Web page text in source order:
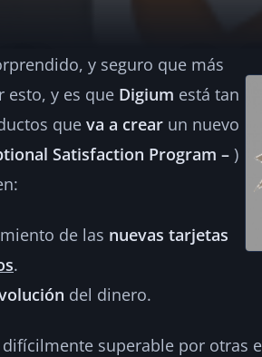
sus
·Porhellc2
y seguro que más
esto, y es que Digium está tan
que va a crear un nuevo
Satisfaction Program – )
de las nuevas tarjetas
.
del dinero.
superable por otras